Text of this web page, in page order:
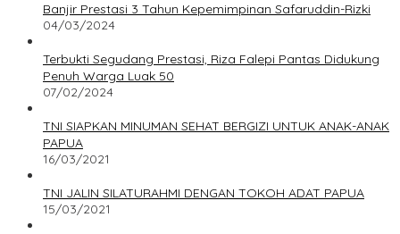
Banjir Prestasi 3 Tahun Kepemimpinan Safaruddin-Rizki
04/03/2024
Terbukti Segudang Prestasi, Riza Falepi Pantas Didukung
Penuh Warga Luak 50
07/02/2024
TNI SIAPKAN MINUMAN SEHAT BERGIZI UNTUK ANAK-ANAK
PAPUA
16/03/2021
TNI JALIN SILATURAHMI DENGAN TOKOH ADAT PAPUA
15/03/2021